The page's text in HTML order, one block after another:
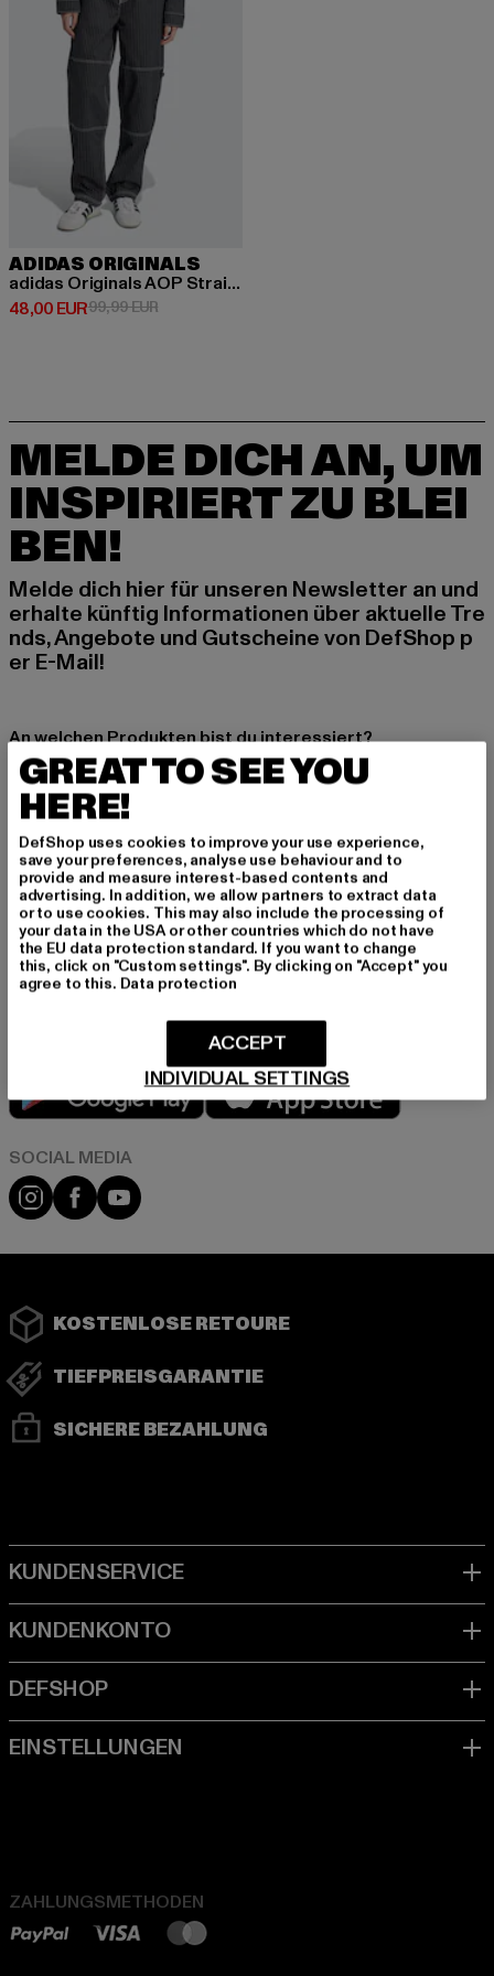
ADIDAS ORIGINALS
adidas Originals AOP Straight Fit Jeans
48,00 EUR
Derzeitiger Preis: 48,00 EUR
99,99 EURAktionspreis: 99,99 EUR
MELDE DICH AN, UM
INSPIRIERT ZU BLEI
BEN!
Melde dich hier für unseren Newsletter an und
erhalte künftig Informationen über aktuelle Tre
nds, Angebote und Gutscheine von DefShop p
er E-Mail!
An welchen Produkten bist du interessiert?
MÄNNER
FRAUEN
E-MAIL
ANMELDEN
Informationen dazu, wie DefShop mit Deinen Daten umgeht, findest Du
in unserer Datenschutzerklärung. Du kannst Dich jederzeit kostenfei
abmelden.Datenschutzerklärung lesen.
Play market
Instagram
FacebookYouTube
KOSTENLOSE RETOURE
TIEFPREISGARANTIE
SICHERE BEZAHLUNG
ZAHLUNGSMETHODEN
GREAT TO SEE YOU
HERE!
DefShop uses cookies to improve your use experience,
save your preferences, analyse use behaviour and to
provide and measure interest-based contents and
advertising. In addition, we allow partners to extract data
or to use cookies. This may also include the processing of
your data in the USA or other countries which do not have
the EU data protection standard. If you want to change
this, click on "Custom settings". By clicking on "Accept" you
agree to this. Data protection
INDIVIDUAL SETTINGS
ACCEPT